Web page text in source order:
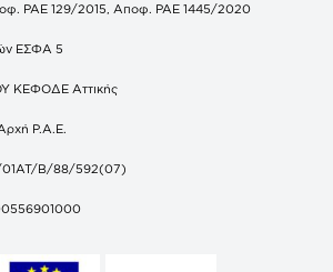
ΡΑΕ 129/2015, Αποφ. ΡΑΕ 1445/2020
ΕΣΦΑ 5
ΚΕΦΟΔΕ Αττικής
Ρ.Α.Ε.
01ΑΤ/Β/88/592(07)